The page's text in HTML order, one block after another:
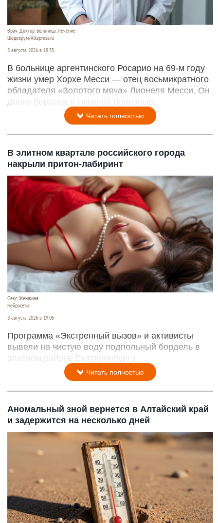
Врач. Доктор. Больница. Лечение
Шедеврум/Altapress.ru
8 августа 2026 в 19:35
В больнице аргентинского Росарио на 69-м году
жизни умер Хорхе Месси — отец восьмикратного
обладателя «Золотого мяча» Лионеля Месси. Он
долго боролся с тяжелой болезнью.
Читать полностью
В элитном квартале российского города
накрыли притон-лабиринт
Секс. Женщина.
Нейросети
8 августа 2026 в 19:05
Программа «Экстренный вызов» и активисты
вывели на чистую воду подпольный бордель в
элитном районе Екатеринбурга.
Читать полностью
Аномальный зной вернется в Алтайский край
и задержится на несколько дней